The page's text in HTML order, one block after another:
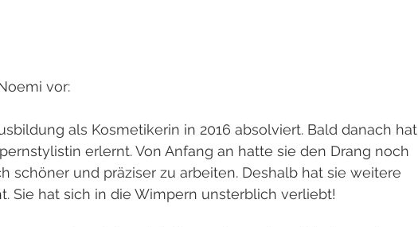
vor:
als Kosmetikerin in 2016 absolviert. Bald danach hat
erlernt. Von Anfang an hatte sie den Drang noch
schöner und präziser zu arbeiten. Deshalb hat sie weitere
Sie hat sich in die Wimpern unsterblich verliebt!